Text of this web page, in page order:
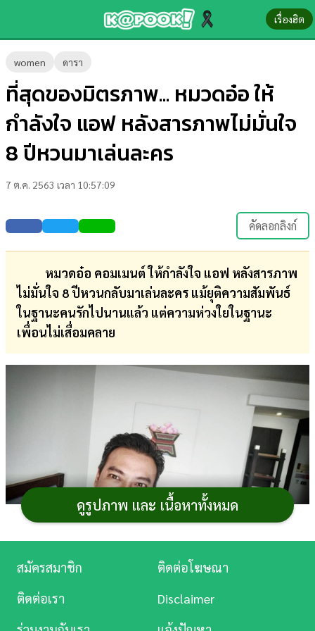
เรื่องฮิต
women ดารา
ที่สุดของมิตรภาพ... หมวดอ๋อ ให้
กำลังใจ แอฟ หลังสารภาพไม่มั่นใจ
8 ปีหวนมาเล่นละคร
7 ต.ค. 2563 เวลา 10:57:09
คัดลอกลิงก์
หมวดอ๋อ คอมเมนต์ ให้กำลังใจ แอฟ หลังสารภาพ
ไม่มั่นใจ 8 ปีหวนกลับมาเล่นละคร แม้ยุติความสัมพันธ์
ในฐานะคนรักไปนานแล้ว แต่ความห่วงใยในฐานะ
เพื่อนไม่เสื่อมคลาย
ภาพจาก Instagram muad_aor
ดูรูปภาพ และ เนื้อหาทั้งหมด
ข่าว-
ความ
รู้
บันเทิง
ตรวจ
หวย
บอล
สด
การ
ดู
หนัง
สมัครสมาชิก
ติดต่อโฆษณา
ติดต่อเรา
Disclaimer